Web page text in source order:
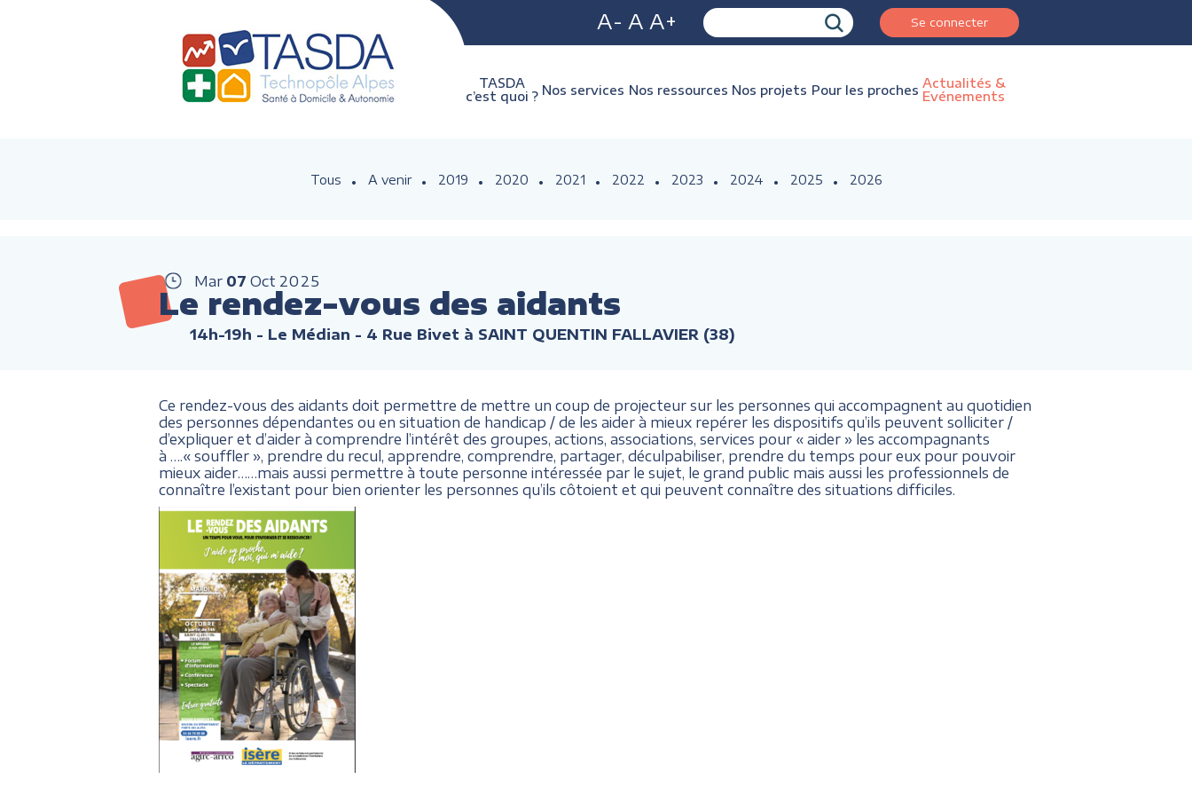
A- A A+ Se connecter
TASDA
c’est quoi ? Nos services Nos ressources Nos projets Pour les proches Actualités &
Evénements
Tous A venir 2019 2020 2021 2022 2023 2024 2025 2026
Mar 07 Oct 2025
Le rendez-vous des aidants
14h-19h - Le Médian - 4 Rue Bivet à SAINT QUENTIN FALLAVIER (38)
Ce rendez-vous des aidants doit permettre de mettre un coup de projecteur sur les personnes qui accompagnent au quotidien
des personnes dépendantes ou en situation de handicap / de les aider à mieux repérer les dispositifs qu’ils peuvent solliciter /
d’expliquer et d’aider à comprendre l’intérêt des groupes, actions, associations, services pour « aider » les accompagnants
à ….« souffler », prendre du recul, apprendre, comprendre, partager, déculpabiliser, prendre du temps pour eux pour pouvoir
mieux aider……mais aussi permettre à toute personne intéressée par le sujet, le grand public mais aussi les professionnels de
connaître l’existant pour bien orienter les personnes qu’ils côtoient et qui peuvent connaître des situations difficiles.